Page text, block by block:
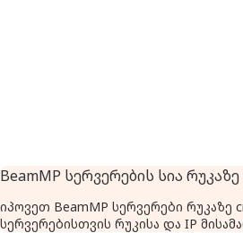
BeamMP სერვერების სია რუკაზე
იპოვეთ BeamMP სერვერები რუკაზე
სერვერებისთვის რუკისა და IP